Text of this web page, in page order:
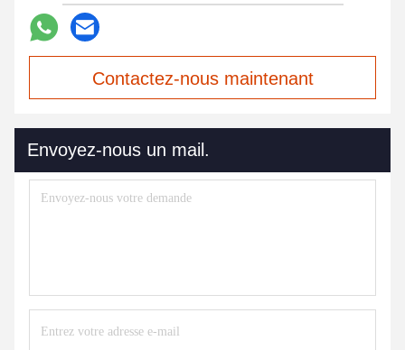
Contactez-nous maintenant
Envoyez-nous un mail.